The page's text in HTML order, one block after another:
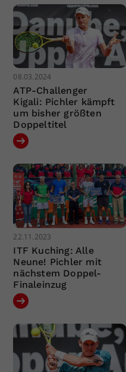
08.03.2024
ATP-Challenger
Kigali: Pichler kämpft
um bisher größten
Doppeltitel
22.11.2023
ITF Kuching: Alle
Neune! Pichler mit
nächstem Doppel-
Finaleinzug